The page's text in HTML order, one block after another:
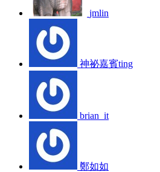
jmlin
神祕嘉賓ting
brian_it
鄭如如